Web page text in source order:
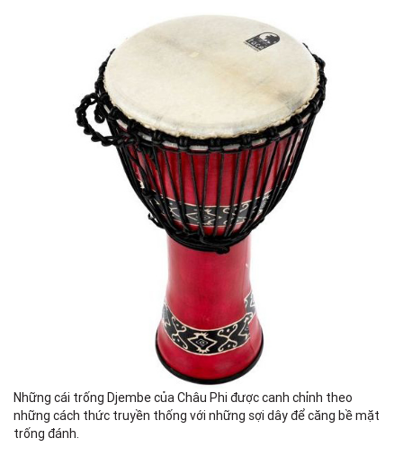
Những cái trống Djembe của Châu Phi được canh chỉnh theo
những cách thức truyền thống với những sợi dây để căng bề mặt
trống đánh.